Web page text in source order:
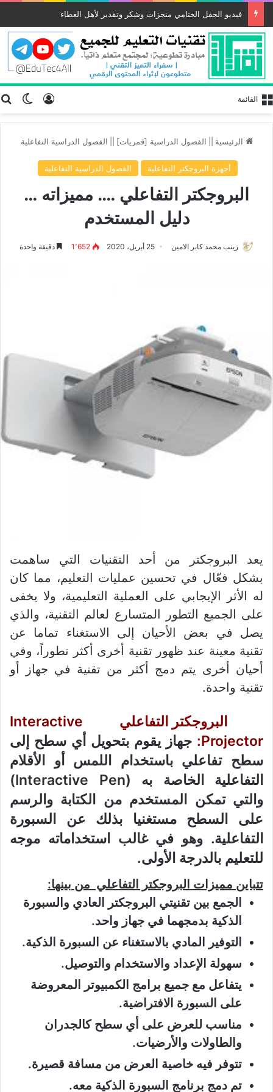
فيديو الحفل الختامي منجزات وشكر وتقدير لأهل العطاء
تسجيل القائمة
الرئيسية الفصول الدراسية [قمريات] الفصول الدراسية التفاعلية
أجهزة البروجكتر التفاعلية الفصول الدراسية التفاعلية
البروجكتر التفاعلي …. مميزاته …
دليل المستخدم
زينب محمد كابر الامين 25 أبريل، 2020 1٬652 دقيقة واحدة
يعد البروجكتر من أحد التقنيات التي ساهمت
بشكل فعّال في تحسين عمليات التعليم، مما كان
له الأثر الإيجابي على العملية التعليمية، ولا يخفى
على الجميع التطور المتسارع لعالم التقنية، والذي
يصل في بعض الأحيان إلى الاستغناء تماما عن
تقنية معينة عند ظهور تقنية أخرى أكثر تطوراً، وفي
أحيان أخرى يتم دمج أكثر من تقنية في جهاز أو
تقنية واحدة.
البروجكتر
التفاعلي Interactive
Projector: جهاز يقوم بتحويل أي سطح إلى
سطح تفاعلي باستخدام اللمس أو الأقلام
التفاعلية الخاصة به (Interactive Pen)
والتي تمكن المستخدم من الكتابة والرسم
على السطح مستغنيا بذلك عن السبورة
التفاعلية. وهو في غالب استخداماته موجه
للتعليم بالدرجة الأولى.
تتباين مميزات البروجكتر التفاعلي من بينها:
الجمع بين تقنيتي البروجكتر العادي والسبورة
الذكية بدمجهما في جهاز واحد.
التوفير المادي بالاستغناء عن السبورة الذكية.
سهولة الإعداد والاستخدام والتوصيل.
يتفاعل مع جميع برامج الكمبيوتر المعروضة
على السبورة الافتراضية.
مناسب للعرض على أي سطح كالجدران
والطاولات والأرضيات.
تتوفر فيه خاصية العرض من مسافة قصيرة.
تم دمج برنامج السبورة الذكية معه.